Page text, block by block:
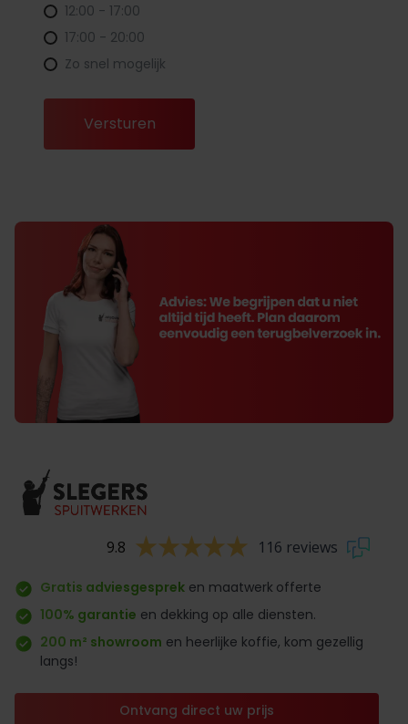
12:00 - 17:00
17:00 - 20:00
Zo snel mogelijk
9.8 116 reviews
Gratis adviesgesprek en maatwerk offerte
100% garantie en dekking op alle diensten.
200 m² showroom en heerlijke koffie, kom gezellig
langs!
Ontvang direct uw prijs